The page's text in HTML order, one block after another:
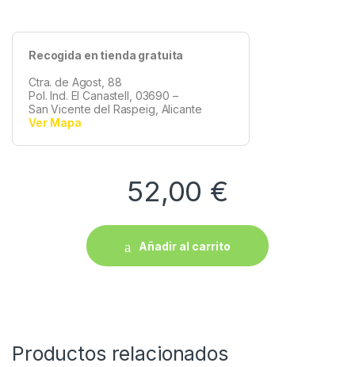
Recogida en tienda gratuita
Ctra. de Agost, 88
Pol. Ind. El Canastell, 03690 –
San Vicente del Raspeig, Alicante
Ver Mapa
52,00 €
Añadir al carrito
Productos relacionados